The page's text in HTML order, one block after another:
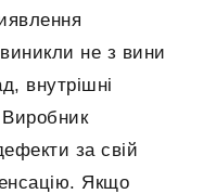
не з вини
внутрішні
за свій
Якщо